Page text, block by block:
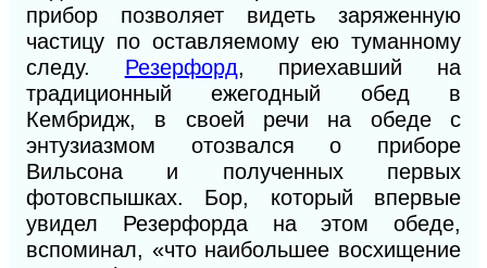
прибор позволяет видеть заряженную
частицу по оставляемому ею туманному
следу. Резерфорд, приехавший на
традиционный ежегодный обед в
Кембридж, в своей речи на обеде с
энтузиазмом отозвался о приборе
Вильсона и полученных первых
фотовспышках. Бор, который впервые
увидел Резерфорда на этом обеде,
вспоминал, «что наибольшее восхищение